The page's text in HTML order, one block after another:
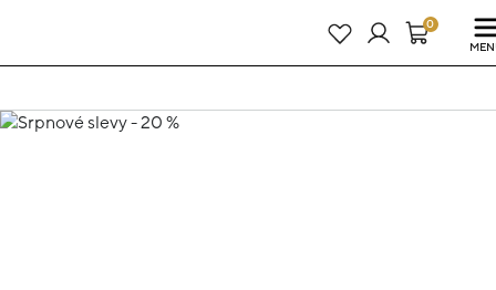
23 dní : 18h : 40m : 44s0